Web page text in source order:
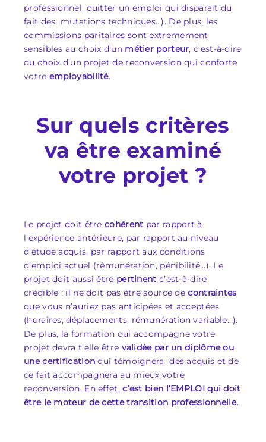
professionnel, quitter un emploi qui disparait du
fait des mutations techniques…). De plus, les
commissions paritaires sont extremement
sensibles au choix d’un métier porteur, c’est-à-dire
du choix d’un projet de reconversion qui conforte
votre employabilité.
Sur quels critères
va être examiné
votre projet ?
Le projet doit être cohérent par rapport à
l’expérience antérieure, par rapport au niveau
d’étude acquis, par rapport aux conditions
d’emploi actuel (rémunération, pénibilité…). Le
projet doit aussi être pertinent c’est-à-dire
crédible : il ne doit pas être source decontraintes
que vous n’auriez pas anticipées et acceptées
(horaires, déplacements, rémunération variable…).
De plus, la formation qui accompagne votre
projet devra t’elle être validée par un diplôme ou
une certification qui témoignera des acquis et de
ce fait accompagnera au mieux votre
reconversion. En effet,c’est bien l’EMPLOI qui doit
être le moteur de cette transition professionnelle.